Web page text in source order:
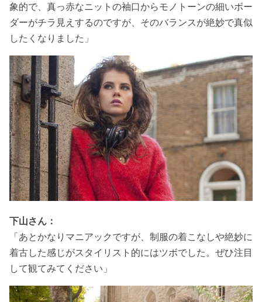
象的で、真っ赤なニットの袖口からモノトーンの細いボー
ダーがチラ見えするのですが、そのバランスが絶妙で真似
したくなりました」
下山さん：
「あとかなりマニアックですが、制服の着こなしや絶妙に
着古した感じがスタイリスト的にはツボでした。ぜひ注目
して観てみてください」